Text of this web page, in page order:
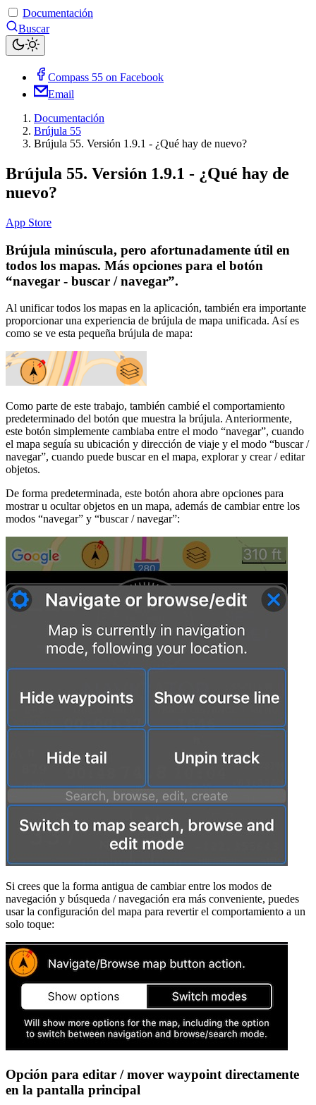
Documentación
Buscar
Compass 55 on Facebook
Email
Documentación
Brújula 55
Brújula 55. Versión 1.9.1 - ¿Qué hay de nuevo?
Brújula 55. Versión 1.9.1 - ¿Qué hay de
nuevo?
App Store
Brújula minúscula, pero afortunadamente útil en
todos los mapas. Más opciones para el botón
“navegar - buscar / navegar”.
Al unificar todos los mapas en la aplicación, también era importante
proporcionar una experiencia de brújula de mapa unificada. Así es
como se ve esta pequeña brújula de mapa:
Como parte de este trabajo, también cambié el comportamiento
predeterminado del botón que muestra la brújula. Anteriormente,
este botón simplemente cambiaba entre el modo “navegar”, cuando
el mapa seguía su ubicación y dirección de viaje y el modo “buscar /
navegar”, cuando puede buscar en el mapa, explorar y crear / editar
objetos.
De forma predeterminada, este botón ahora abre opciones para
mostrar u ocultar objetos en un mapa, además de cambiar entre los
modos “navegar” y “buscar / navegar”:
Si crees que la forma antigua de cambiar entre los modos de
navegación y búsqueda / navegación era más conveniente, puedes
usar la configuración del mapa para revertir el comportamiento a un
solo toque:
Opción para editar / mover waypoint directamente
en la pantalla principal